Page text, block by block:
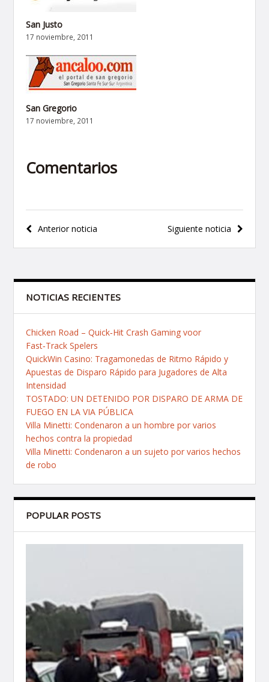
San Justo
17 noviembre, 2011
San Gregorio
17 noviembre, 2011
Comentarios
Navegación
de
Siguiente noticia
Anterior noticia
NOTICIAS RECIENTES
Chicken Road – Quick‑Hit Crash Gaming voor
Fast‑Track Spelers
QuickWin Casino: Tragamonedas de Ritmo Rápido y
Apuestas de Disparo Rápido para Jugadores de Alta
Intensidad
TOSTADO: UN DETENIDO POR DISPARO DE ARMA DE
FUEGO EN LA VIA PÚBLICA
Villa Minetti: Condenaron a un hombre por varios
hechos contra la propiedad
Villa Minetti: Condenaron a un sujeto por varios hechos
de robo
POPULAR POSTS